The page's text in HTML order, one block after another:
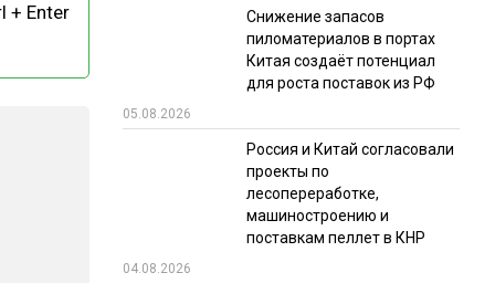
ИТОГИ МЕРОПРИЯТИЙ
+ Enter
Снижение запасов
пиломатериалов в портах
Китая создаёт потенциал
для роста поставок из РФ
05.08.2026
Россия и Китай согласовали
проекты по
лесопереработке,
машиностроению и
поставкам пеллет в КНР
04.08.2026